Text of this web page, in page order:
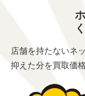
店舗を持たないネ
抑えた分を買取価